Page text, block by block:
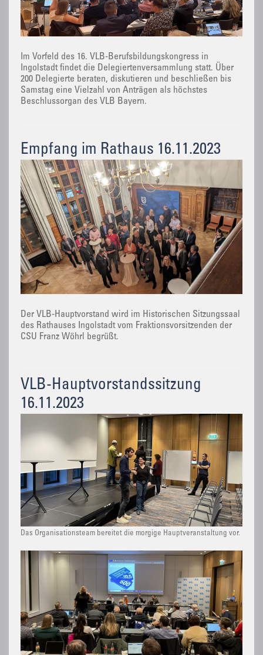
Im Vorfeld des 16. VLB-Berufsbildungskongress in
Ingolstadt findet die Delegiertenversammlung statt. Über
200 Delegierte beraten, diskutieren und beschließen bis
Samstag eine Vielzahl von Anträgen als höchstes
Beschlussorgan des VLB Bayern.
Empfang im Rathaus 16.11.2023
Der VLB-Hauptvorstand wird im Historischen Sitzungssaal
des Rathauses Ingolstadt vom Fraktionsvorsitzenden der
CSU Franz Wöhrl begrüßt.
VLB-Hauptvorstandssitzung
16.11.2023
Das Organisationsteam bereitet die morgige Hauptveranstaltung vor.